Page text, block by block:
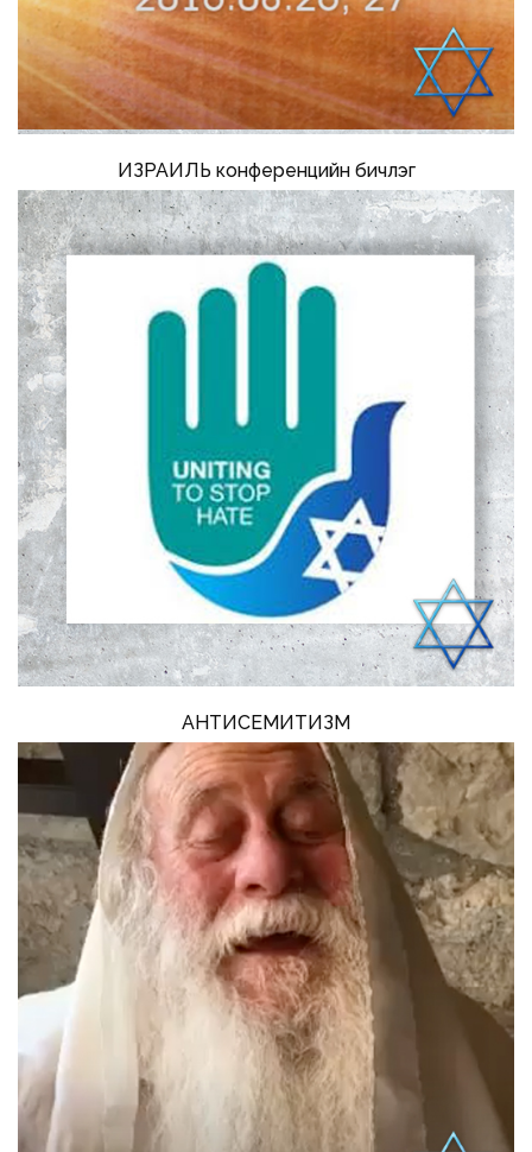
ИЗРАИЛЬ конференцийн бичлэг
АНТИСЕМИТИЗМ